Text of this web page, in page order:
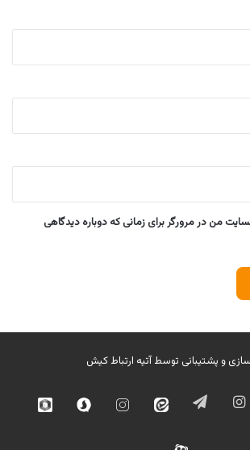
من در مرورگر برای زمانی که دوباره دیدگاهی
سازی و پشتیبانی توسطآتیه ارتباط کیش
اینستاگرامتلگرام ایتا
اینستاگرامسروش